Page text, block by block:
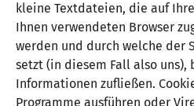
kleine Textdateien, die auf
Ihnen verwendeten Browser
werden und durch welche der
setzt (in diesem Fall also uns),
Informationen zufließen.
Programme ausführen oder